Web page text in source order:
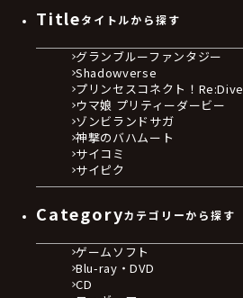
Titleタイトルから探す
グランブルーファンタジー
Shadowverse
プリンセスコネクト！Re:Dive
ウマ娘 プリティーダービー
ゾンビランドサガ
神撃のバハムート
サイコミ
サイピク
Categoryカテゴリーから探す
ゲームソフト
Blu-ray・DVD
CD